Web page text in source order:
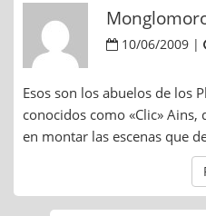
10/06/2009 |
Esos son los abuelos de los
conocidos como «Clic»
en montar las escenas que